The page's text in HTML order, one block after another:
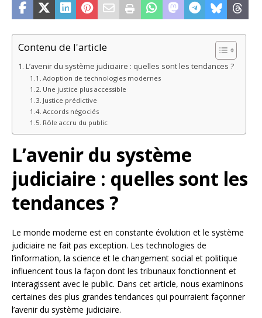
Contenu de l'article
L’avenir du système judiciaire : quelles sont les tendances ?
Adoption de technologies modernes
Une justice plus accessible
Justice prédictive
Accords négociés
Rôle accru du public
L’avenir du système
judiciaire : quelles sont les
tendances ?
Le monde moderne est en constante évolution et le système
judiciaire ne fait pas exception. Les technologies de
l’information, la science et le changement social et politique
influencent tous la façon dont les tribunaux fonctionnent et
interagissent avec le public. Dans cet article, nous examinons
certaines des plus grandes tendances qui pourraient façonner
l’avenir du système judiciaire.